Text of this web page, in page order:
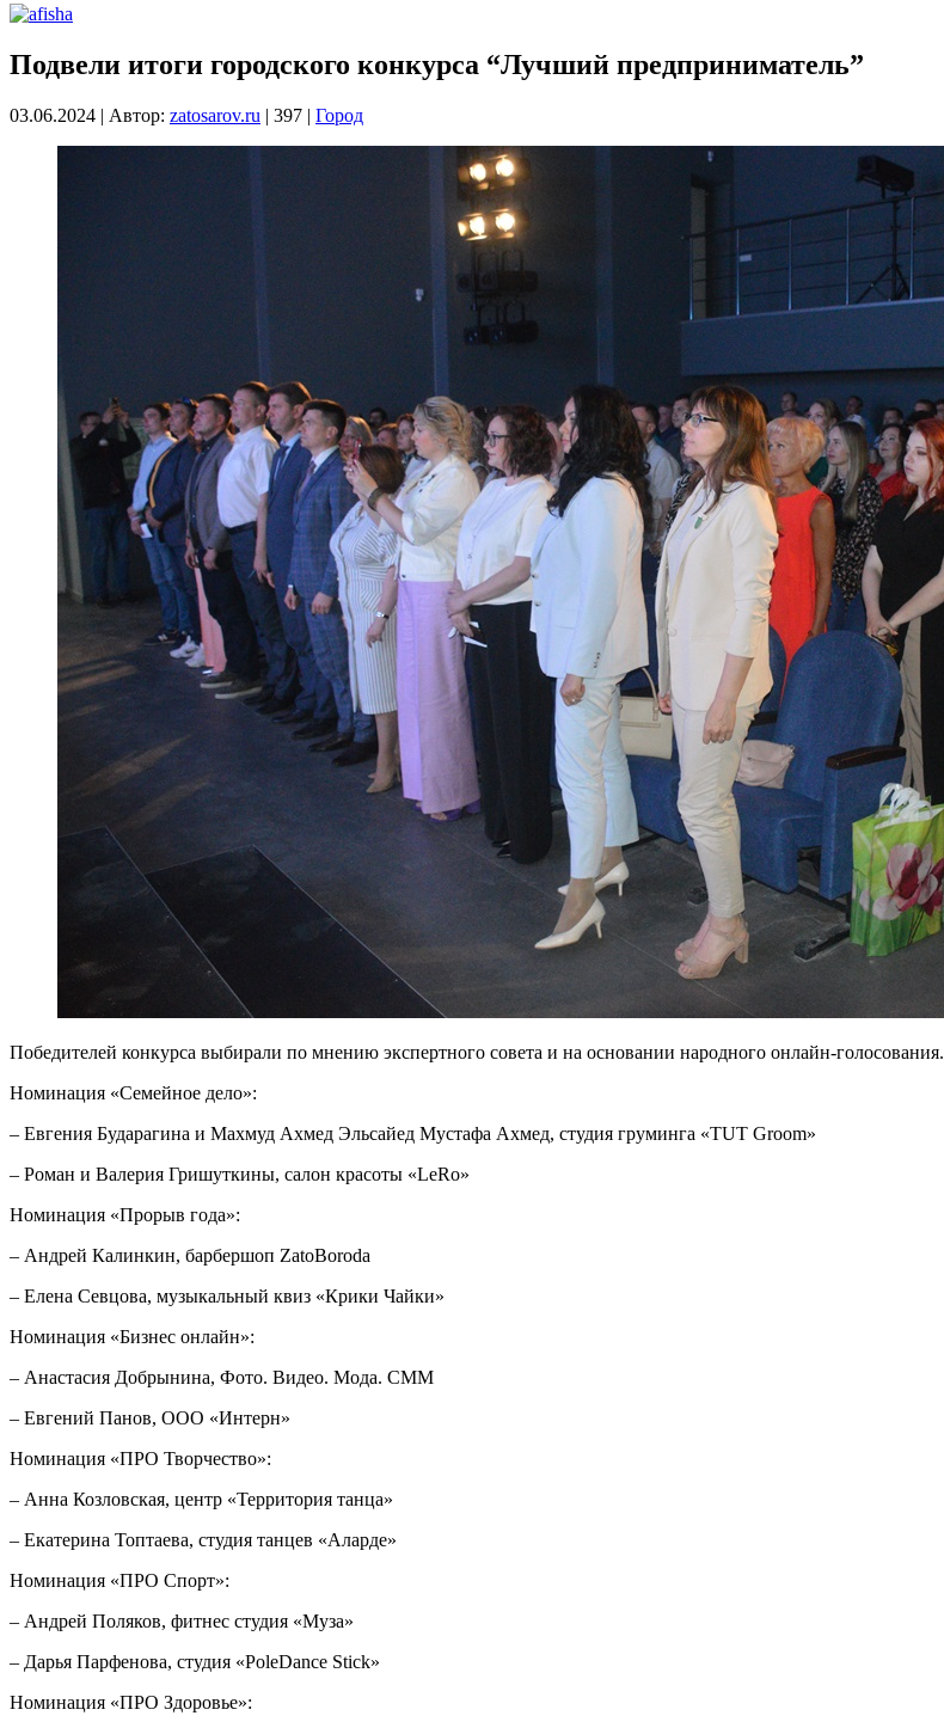
Подвели итоги городского конкурса “Лучший предприниматель”
03.06.2024 | Автор: zatosarov.ru | 397 | Город
Победителей конкурса выбирали по мнению экспертного совета и на основании народного онлайн-голосования.
Номинация «Семейное дело»:
– Евгения Бударагина и Махмуд Ахмед Эльсайед Мустафа Ахмед, студия груминга «TUT Groom»
– Роман и Валерия Гришуткины, салон красоты «LeRo»
Номинация «Прорыв года»:
– Андрей Калинкин, барбершоп ZatoBoroda
– Елена Севцова, музыкальный квиз «Крики Чайки»
Номинация «Бизнес онлайн»:
– Анастасия Добрынина, Фото. Видео. Мода. СММ
– Евгений Панов, ООО «Интерн»
Номинация «ПРО Творчество»:
– Анна Козловская, центр «Территория танца»
– Екатерина Топтаева, студия танцев «Аларде»
Номинация «ПРО Спорт»:
– Андрей Поляков, фитнес студия «Муза»
– Дарья Парфенова, студия «PoleDance Stick»
Номинация «ПРО Здоровье»: